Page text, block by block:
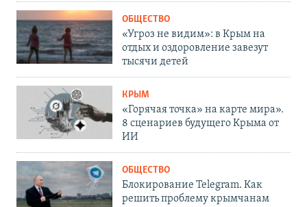
ОБЩЕСТВО
«Угроз не видим»: в Крым на
отдых и оздоровление завезут
тысячи детей
КРЫМ
«Горячая точка» на карте мира».
8 сценариев будущего Крыма от
ИИ
ОБЩЕСТВО
Блокирование Telegram. Как
решить проблему крымчанам